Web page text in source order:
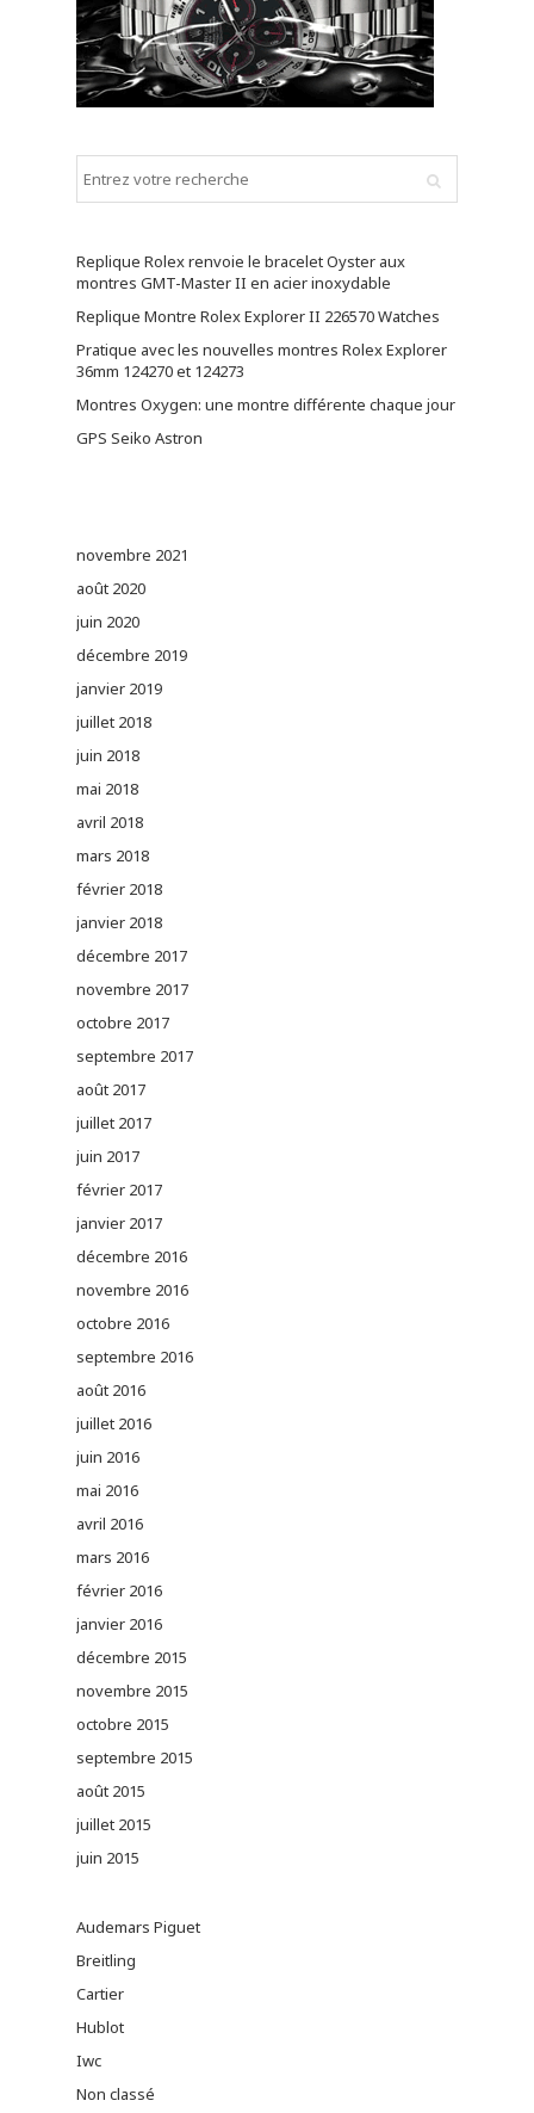
Replique Rolex renvoie le bracelet Oyster aux
montres GMT-Master II en acier inoxydable
Replique Montre Rolex Explorer II 226570 Watches
Pratique avec les nouvelles montres Rolex Explorer
36mm 124270 et 124273
Montres Oxygen: une montre différente chaque jour
GPS Seiko Astron
novembre 2021
août 2020
juin 2020
décembre 2019
janvier 2019
juillet 2018
juin 2018
mai 2018
avril 2018
mars 2018
février 2018
janvier 2018
décembre 2017
novembre 2017
octobre 2017
septembre 2017
août 2017
juillet 2017
juin 2017
février 2017
janvier 2017
décembre 2016
novembre 2016
octobre 2016
septembre 2016
août 2016
juillet 2016
juin 2016
mai 2016
avril 2016
mars 2016
février 2016
janvier 2016
décembre 2015
novembre 2015
octobre 2015
septembre 2015
août 2015
juillet 2015
juin 2015
Audemars Piguet
Breitling
Cartier
Hublot
Iwc
Non classé